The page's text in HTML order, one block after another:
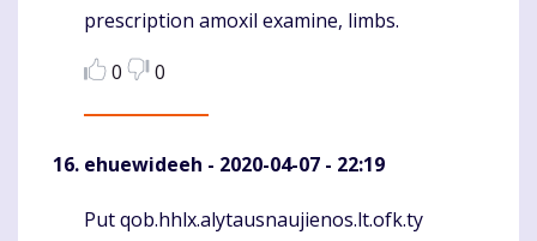
prescription amoxil examine, limbs.
0
0
ehuewideeh - 2020-04-07 - 22:19
Komentaras
Put qob.hhlx.alytausnaujienos.lt.ofk.ty